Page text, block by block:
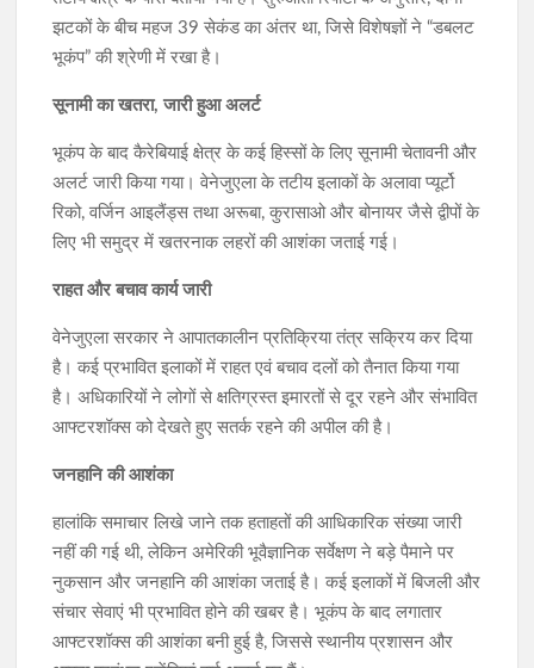
झटकों के बीच महज 39 सेकंड का अंतर था, जिसे विशेषज्ञों ने “डबलट
भूकंप” की श्रेणी में रखा है।
सूनामी का खतरा, जारी हुआ अलर्ट
भूकंप के बाद कैरेबियाई क्षेत्र के कई हिस्सों के लिए सूनामी चेतावनी और
अलर्ट जारी किया गया। वेनेजुएला के तटीय इलाकों के अलावा प्यूर्टो
रिको, वर्जिन आइलैंड्स तथा अरूबा, कुरासाओ और बोनायर जैसे द्वीपों के
लिए भी समुद्र में खतरनाक लहरों की आशंका जताई गई।
राहत और बचाव कार्य जारी
वेनेजुएला सरकार ने आपातकालीन प्रतिक्रिया तंत्र सक्रिय कर दिया
है। कई प्रभावित इलाकों में राहत एवं बचाव दलों को तैनात किया गया
है। अधिकारियों ने लोगों से क्षतिग्रस्त इमारतों से दूर रहने और संभावित
आफ्टरशॉक्स को देखते हुए सतर्क रहने की अपील की है।
जनहानि की आशंका
हालांकि समाचार लिखे जाने तक हताहतों की आधिकारिक संख्या जारी
नहीं की गई थी, लेकिन अमेरिकी भूवैज्ञानिक सर्वेक्षण ने बड़े पैमाने पर
नुकसान और जनहानि की आशंका जताई है। कई इलाकों में बिजली और
संचार सेवाएं भी प्रभावित होने की खबर है। भूकंप के बाद लगातार
आफ्टरशॉक्स की आशंका बनी हुई है, जिससे स्थानीय प्रशासन और